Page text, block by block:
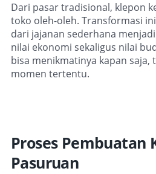
Dari pasar tradisional, klepon
toko oleh-oleh. Transformasi
dari jajanan sederhana
nilai ekonomi sekaligus nilai
bisa menikmatinya kapan
momen tertentu.
Proses Pembuatan
Pasuruan